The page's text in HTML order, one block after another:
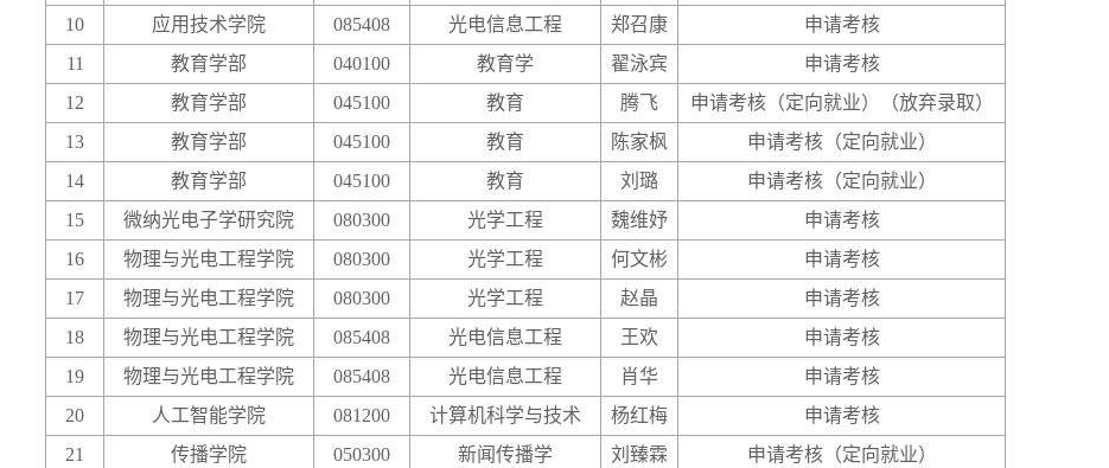
10
应用技术学院 085408 光电信息工程 郑召康
申请考核
11
教育学部 040100 教育学 翟泳宾
申请考核
12
教育学部 045100 教育 腾飞
申请考核（定向就业）（放弃录取）
13
教育学部 045100 教育 陈家枫
申请考核（定向就业）
14
教育学部 045100 教育 刘璐
申请考核（定向就业）
15
微纳光电子学研究院 080300 光学工程 魏维妤
申请考核
16
物理与光电工程学院 080300 光学工程 何文彬
申请考核
17
物理与光电工程学院 080300 光学工程 赵晶
申请考核
18
物理与光电工程学院 085408 光电信息工程 王欢
申请考核
19
物理与光电工程学院 085408 光电信息工程 肖华
申请考核
20
人工智能学院 081200 计算机科学与技术 杨红梅
申请考核
21
传播学院 050300 新闻传播学 刘臻霖
申请考核（定向就业）